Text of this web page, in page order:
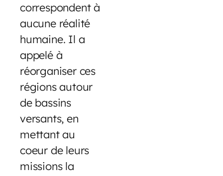
correspondent à
aucune réalité
humaine. Il a
appelé à
réorganiser ces
régions autour
de bassins
versants, en
mettant au
coeur de leurs
missions la